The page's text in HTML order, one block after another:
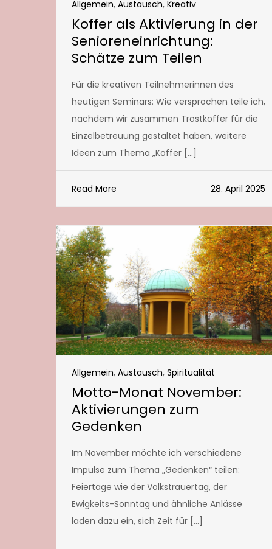
Allgemein, Austausch, Kreativ
Koffer als Aktivierung in der
Senioreneinrichtung:
Schätze zum Teilen
Für die kreativen Teilnehmerinnen des
heutigen Seminars: Wie versprochen teile ich,
nachdem wir zusammen Trostkoffer für die
Einzelbetreuung gestaltet haben, weitere
Ideen zum Thema „Koffer […]
Read More 28. April 2025
Allgemein, Austausch, Spiritualität
Motto-Monat November:
Aktivierungen zum
Gedenken
Im November möchte ich verschiedene
Impulse zum Thema „Gedenken“ teilen:
Feiertage wie der Volkstrauertag, der
Ewigkeits-Sonntag und ähnliche Anlässe
laden dazu ein, sich Zeit für […]